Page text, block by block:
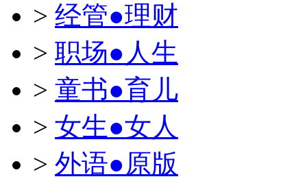
> 经管●理财
> 职场●人生
> 童书●育儿
> 女生●女人
> 外语●原版